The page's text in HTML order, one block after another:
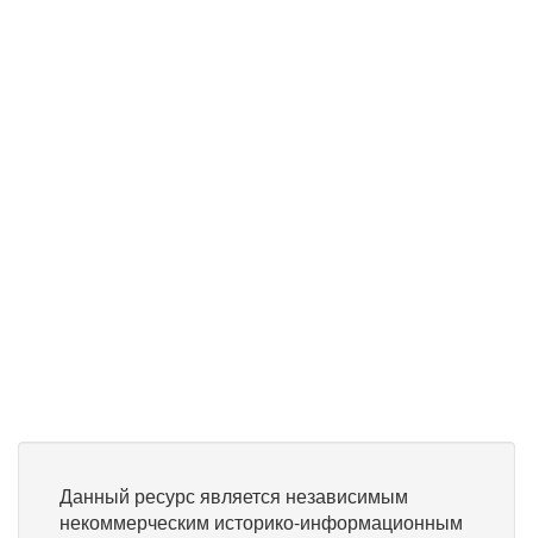
Данный ресурс является независимым
некоммерческим историко-информационным